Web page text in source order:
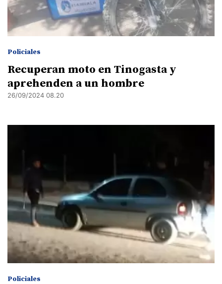
Policiales
Recuperan moto en Tinogasta y
aprehenden a un hombre
26/09/2024 08.20
Policiales